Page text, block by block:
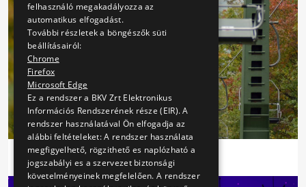
felhasználó megakadályozza az
automatikus elfogadást.
További részletek a böngészők süti
beállításairól:
Chrome
Firefox
Microsoft Edge
Ez a rendszer a BKV Zrt Elektronikus
Információs Rendszerének része (EIR). A
rendszer használatával Ön elfogadja az
alábbi feltételeket: A rendszer használata
megfigyelhető, rögzithető es naplózható a
jogszabályi es a szervezet biztonsági
követelményeinek megfelelően. A rendszer